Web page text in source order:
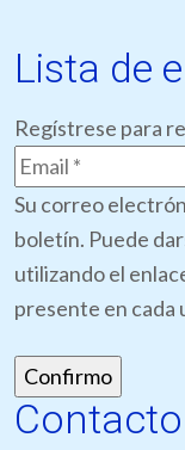
Lista de
Regístrese para
Su correo
boletín. Puede
utilizando el
presente en cada
Contacto